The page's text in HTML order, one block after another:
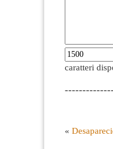
caratteri
«